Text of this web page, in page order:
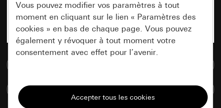
Vous pouvez modifier vos paramètres à tout
moment en cliquant sur le lien « Paramètres des
cookies » en bas de chaque page. Vous pouvez
également y révoquer à tout moment votre
consentement avec effet pour l’avenir.
Tous les cookies dont nous avons besoin pour